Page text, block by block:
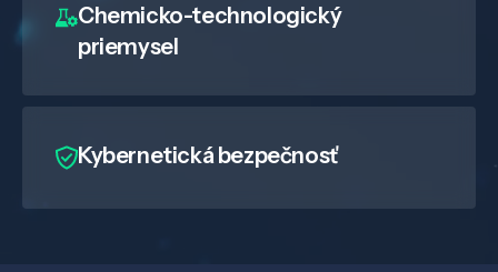
Chemicko-technologický
priemysel
Kybernetická bezpečnosť